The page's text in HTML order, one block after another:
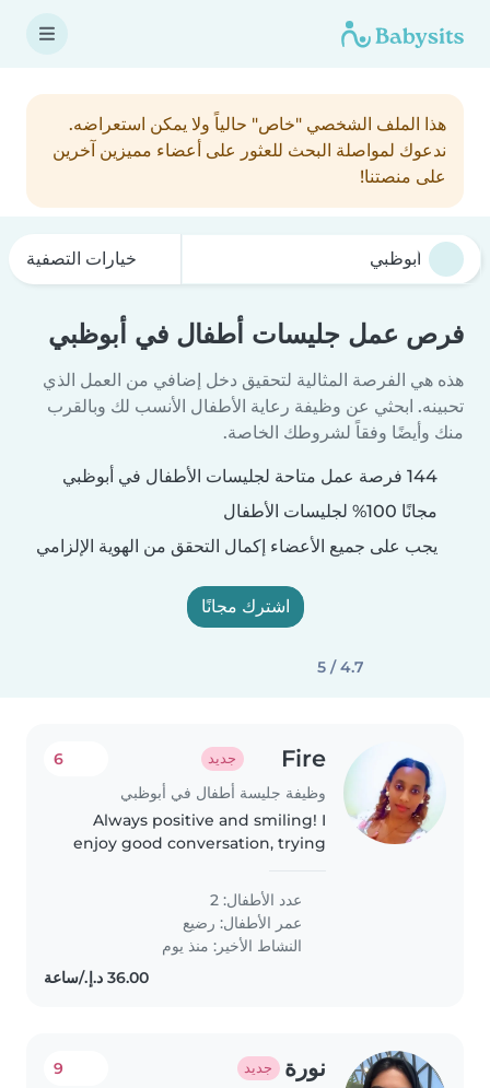
هذا الملف الشخصي "خاص" حالياً ولا يمكن استعراضه.
ندعوك لمواصلة البحث للعثور على أعضاء مميزين آخرين
على منصتنا!
خيارات التصفية
فرص عمل جليسات أطفال في أبوظبي
هذه هي الفرصة المثالية لتحقيق دخل إضافي من العمل الذي
تحبينه. ابحثي عن وظيفة رعاية الأطفال الأنسب لك وبالقرب
منك وأيضًا وفقاً لشروطك الخاصة.
144 فرصة عمل متاحة لجليسات الأطفال في أبوظبي
مجانًا 100% لجليسات الأطفال
يجب على جميع الأعضاء إكمال التحقق من الهوية الإلزامي
اشترك مجانًا
4.7 / 5
Fire جديد
وظيفة جليسة أطفال في أبوظبي
6
Always positive and smiling! I
enjoy good conversation, trying
memories with amazing people .
عدد الأطفال: 2
عمر الأطفال: رضيع
النشاط الأخير: منذ يوم
نورة جديد 9